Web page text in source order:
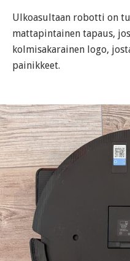
Ulkoasultaan robotti on
mattapintainen tapaus,
kolmisakarainen logo,
painikkeet.